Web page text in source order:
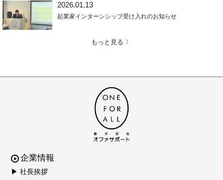
2026.01.13
起業家インターンシップ受け入れのお知らせ
もっと見る 〉
企業情報
▶ 社長挨拶